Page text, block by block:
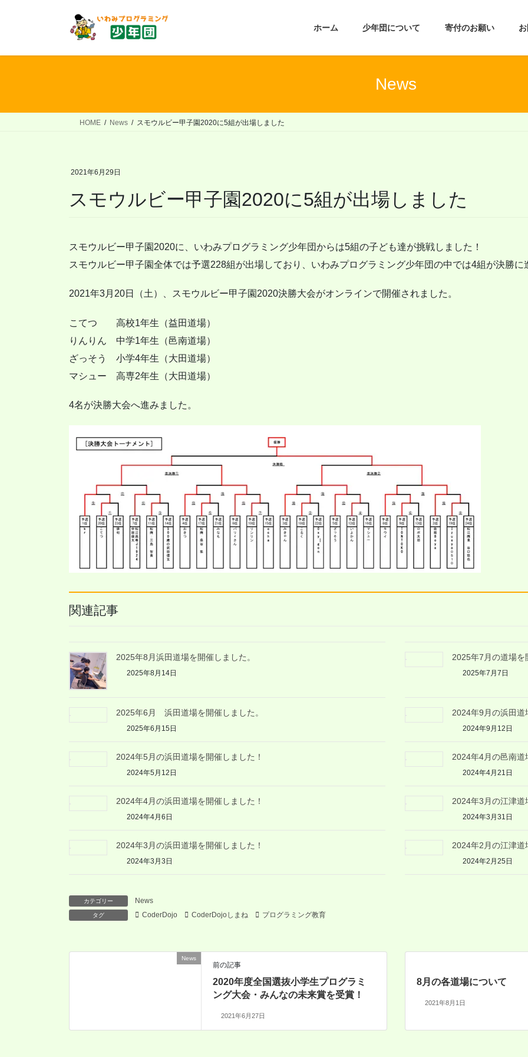
ホーム 少年団について 寄付のお願い
News
HOME News スモウルビー甲子園2020に5組が出場しました
2021年6月29日
スモウルビー甲子園2020に5組が出場しました
スモウルビー甲子園2020に、いわみプログラミング少年団からは5組の子ども達が挑戦しました！
スモウルビー甲子園全体では予選228組が出場しており、いわみプログラミング少年団の中では4組が決勝に
2021年3月20日（土）、スモウルビー甲子園2020決勝大会がオンラインで開催されました。
こてつ 高校1年生（益田道場）
りんりん 中学1年生（邑南道場）
ざっそう 小学4年生（大田道場）
マシュー 高専2年生（大田道場）
4名が決勝大会へ進みました。
関連記事
2025年8月浜田道場を開催しました。
2025年8月14日
2025年7月の道場
2025年7月7日
2025年6月 浜田道場を開催しました。
2025年6月15日
2024年9月の浜田道
2024年9月12日
2024年5月の浜田道場を開催しました！
2024年5月12日
2024年4月の邑南道
2024年4月21日
2024年4月の浜田道場を開催しました！
2024年4月6日
2024年3月の江津道
2024年3月31日
2024年3月の浜田道場を開催しました！
2024年3月3日
2024年2月の江津道
2024年2月25日
カテゴリー News
タグ CoderDojo CoderDojoしまね プログラミング教育
News
前の記事
2020年度全国選抜小学生プログラミ
ング大会・みんなの未来賞を受賞！
2021年6月27日
8月の各道場について
2021年8月1日